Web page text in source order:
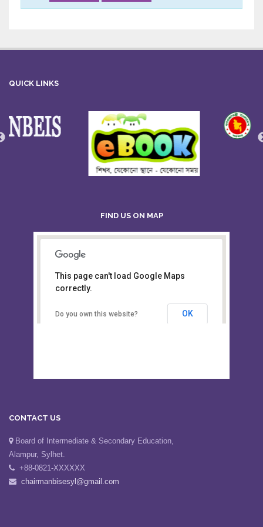
QUICK LINKS
Board of Intermediate &
Secondary Education, Alampur,
Sylhet
This page can't load Google Maps
Board of Intermediate & Secondary Education,
Alampur, Sylhet.
+88-0821-XXXXXX